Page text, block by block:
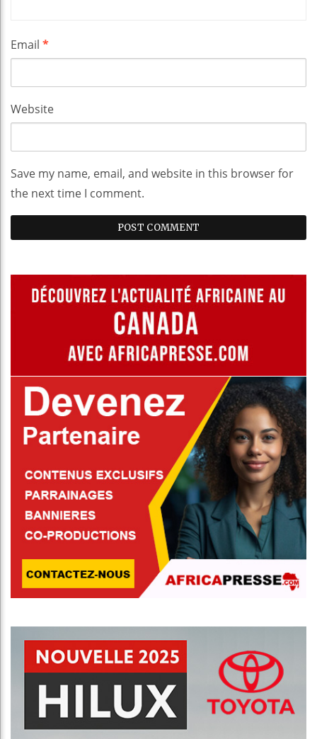
Email *
Website
Save my name, email, and website in this browser for
the next time I comment.